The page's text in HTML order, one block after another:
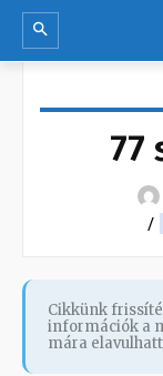
77
Cikkünk
információk a
mára